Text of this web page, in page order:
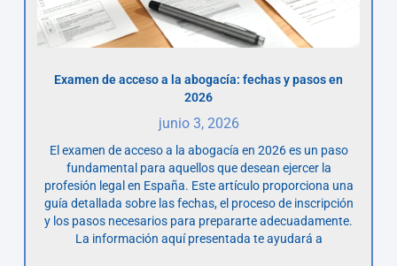
Examen de acceso a la abogacía: fechas y pasos en
2026
junio 3, 2026
El examen de acceso a la abogacía en 2026 es un paso
fundamental para aquellos que desean ejercer la
profesión legal en España. Este artículo proporciona una
guía detallada sobre las fechas, el proceso de inscripción
y los pasos necesarios para prepararte adecuadamente.
La información aquí presentada te ayudará a